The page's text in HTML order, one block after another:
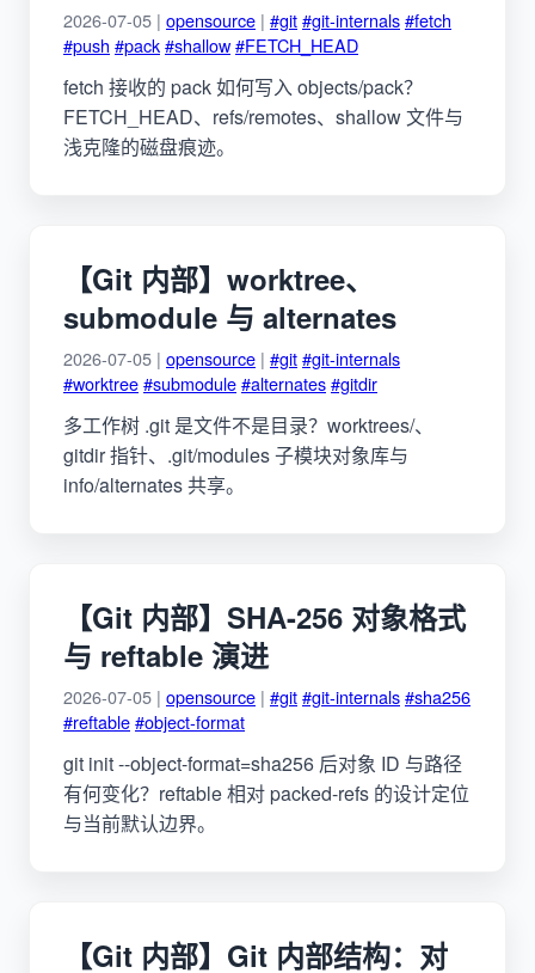
2026-07-05 | opensource | #git#git-internals#fetch
#push #pack#shallow#FETCH_HEAD
fetch 接收的 pack 如何写入 objects/pack？
FETCH_HEAD、refs/remotes、shallow 文件与
浅克隆的磁盘痕迹。
【Git 内部】worktree、
submodule 与 alternates
2026-07-05 | opensource | #git#git-internals
#worktree#submodule#alternates#gitdir
多工作树 .git 是文件不是目录？worktrees/、
gitdir 指针、.git/modules 子模块对象库与
info/alternates 共享。
【Git 内部】SHA-256 对象格式
与 reftable 演进
2026-07-05 | opensource | #git#git-internals#sha256
#reftable#object-format
git init --object-format=sha256 后对象 ID 与路径
有何变化？reftable 相对 packed-refs 的设计定位
与当前默认边界。
【Git 内部】Git 内部结构：对